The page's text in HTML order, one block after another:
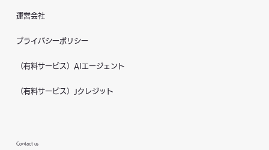
運営会社
プライバシーポリシー
（有料サービス）AIエージェント
（有料サービス）Jクレジット
Contact us